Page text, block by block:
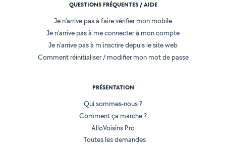
QUESTIONS FRÉQUENTES / AIDE
Je n'arrive pas à faire vérifier mon mobile
Je n'arrive pas à me connecter à mon compte
Je n'arrive pas à m'inscrire depuis le site web
Comment réinitialiser / modifier mon mot de passe
PRÉSENTATION
Qui sommes-nous ?
Comment ça marche ?
AlloVoisins Pro
Toutes les demandes